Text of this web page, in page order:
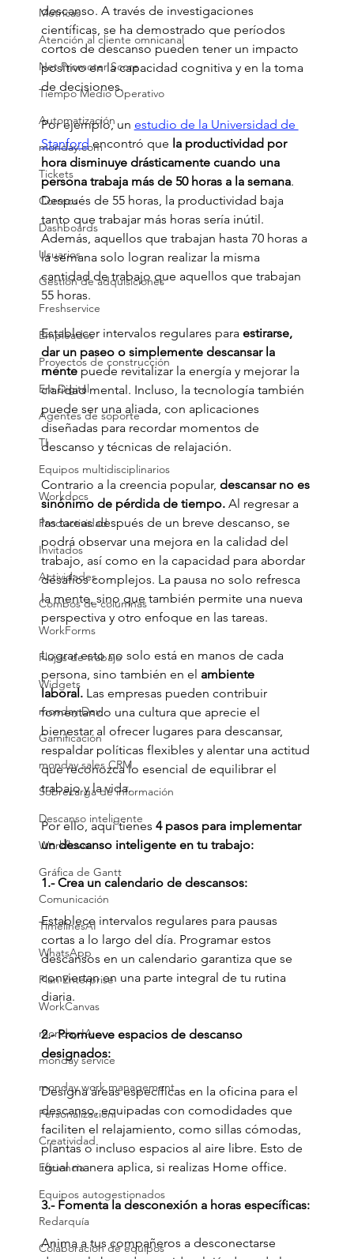
Métricas
Atención al cliente omnicanal
Net Promoter Score
Tiempo Medio Operativo
Automatización
monday.com
Tickets
Correos
Dashboards
Usuarios
Gestión de adquisiciones
Freshservice
Empleados
Proyectos de construcción
Era Digital
Agentes de soporte
TI
Equipos multidisciplinarios
Workdocs
Productividad
Invitados
Actividades
Combos de columnas
WorkForms
Flujos de trabajo
Widgets
monday Dev
Gamificación
monday sales CRM
Sobrecarga de información
Descanso inteligente
Workflows
Gráfica de Gantt
Comunicación
TimelinesAI
WhatsApp
Plan Enterprise
WorkCanvas
monday IA
monday service
monday work management
Personalización
Creatividad
Eficiencia
Equipos autogestionados
Redarquía
Colaboración de equipos
descanso. A través de investigaciones
científicas, se ha demostrado que períodos
cortos de descanso pueden tener un impacto
positivo en la capacidad cognitiva y en la toma
de decisiones.
Por ejemplo, un estudio de la Universidad de
Stanford encontró que la productividad por
hora disminuye drásticamente cuando una
persona trabaja más de 50 horas a la semana.
Después de 55 horas, la productividad baja
tanto que trabajar más horas sería inútil.
Además, aquellos que trabajan hasta 70 horas a
la semana solo logran realizar la misma
cantidad de trabajo que aquellos que trabajan
55 horas.
Establecer intervalos regulares para estirarse,
dar un paseo o simplemente descansar la
mente puede revitalizar la energía y mejorar la
claridad mental. Incluso, la tecnología también
puede ser una aliada, con aplicaciones
diseñadas para recordar momentos de
descanso y técnicas de relajación.
Contrario a la creencia popular, descansar no es
sinónimo de pérdida de tiempo. Al regresar a
las tareas después de un breve descanso, se
podrá observar una mejora en la calidad del
trabajo, así como en la capacidad para abordar
desafíos complejos. La pausa no solo refresca
la mente, sino que también permite una nueva
perspectiva y otro enfoque en las tareas.
Lograr esto no solo está en manos de cada
persona, sino también en el ambiente
laboral. Las empresas pueden contribuir
fomentando una cultura que aprecie el
bienestar al ofrecer lugares para descansar,
respaldar políticas flexibles y alentar una actitud
que reconozca lo esencial de equilibrar el
trabajo y la vida.
Por ello, aquí tienes 4 pasos para implementar
un descanso inteligente en tu trabajo:
1.- Crea un calendario de descansos:
Establece intervalos regulares para pausas
cortas a lo largo del día. Programar estos
descansos en un calendario garantiza que se
conviertan en una parte integral de tu rutina
diaria.
2.- Promueve espacios de descanso
designados:
Designa áreas específicas en la oficina para el
descanso, equipadas con comodidades que
faciliten el relajamiento, como sillas cómodas,
plantas o incluso espacios al aire libre. Esto de
igual manera aplica, si realizas Home office.
3.- Fomenta la desconexión a horas específicas:
Anima a tus compañeros a desconectarse